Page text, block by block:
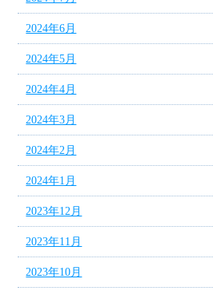
2024年6月
2024年5月
2024年4月
2024年3月
2024年2月
2024年1月
2023年12月
2023年11月
2023年10月